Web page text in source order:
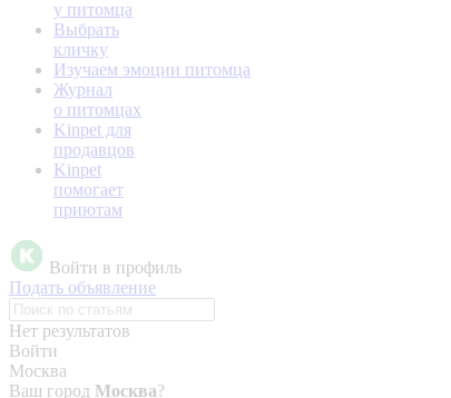
у питомца
Выбрать
кличку
Изучаем эмоции питомца
Журнал
о питомцах
Kinpet для
продавцов
Kinpet
помогает
приютам
Войти в профиль
Подать объявление
Нет результатов
Войти
Москва
Ваш город Москва?